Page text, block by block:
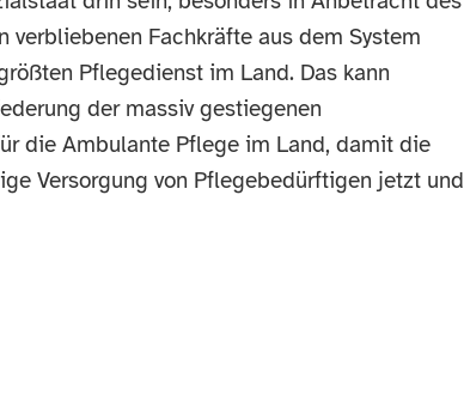
Fachkräfte aus dem System
Pflegedienst im Land. Das kann
der massiv gestiegenen
die Ambulante Pflege im Land, damit die
Versorgung von Pflegebedürftigen jetzt und